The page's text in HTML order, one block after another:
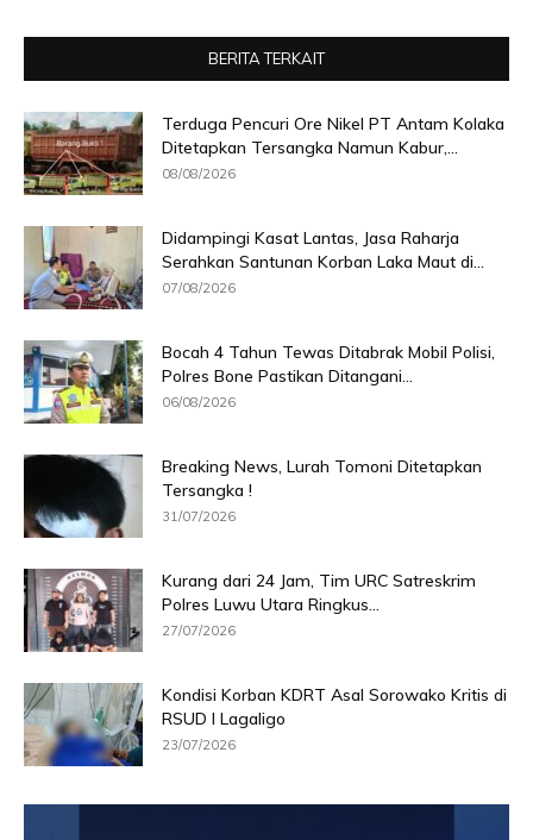
BERITA TERKAIT
Terduga Pencuri Ore Nikel PT Antam Kolaka
Ditetapkan Tersangka Namun Kabur,...
08/08/2026
Didampingi Kasat Lantas, Jasa Raharja
Serahkan Santunan Korban Laka Maut di...
07/08/2026
Bocah 4 Tahun Tewas Ditabrak Mobil Polisi,
Polres Bone Pastikan Ditangani...
06/08/2026
Breaking News, Lurah Tomoni Ditetapkan
Tersangka !
31/07/2026
Kurang dari 24 Jam, Tim URC Satreskrim
Polres Luwu Utara Ringkus...
27/07/2026
Kondisi Korban KDRT Asal Sorowako Kritis di
RSUD I Lagaligo
23/07/2026